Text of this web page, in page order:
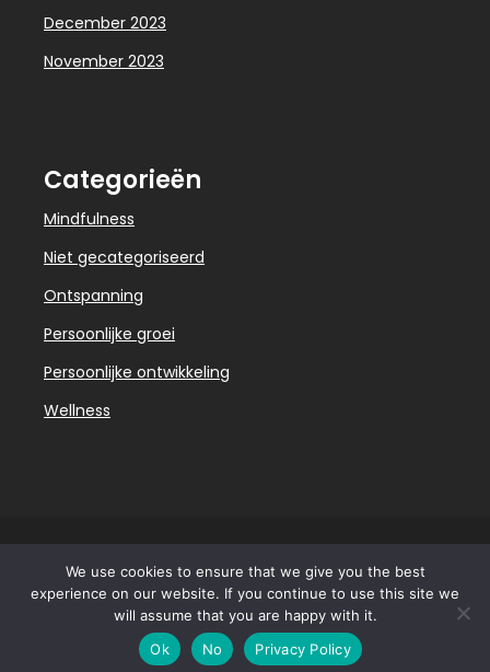
December 2023
November 2023
Categorieën
Mindfulness
Niet gecategoriseerd
Ontspanning
Persoonlijke groei
Persoonlijke ontwikkeling
Wellness
Copyright laatmijstaan.nl 2026 | Theme by
ThemeinProgress|Proudly powered by WordPress
We use cookies to ensure that we give you the best
experience on our website. If you continue to use this site we
will assume that you are happy with it.
Ok
No Privacy Policy